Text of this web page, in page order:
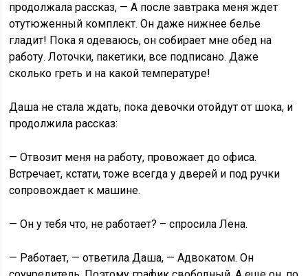
продолжала рассказ, — А после завтрака меня ждет
отутюженный комплект. Он даже нижнее белье
гладит! Пока я одеваюсь, он собирает мне обед на
работу. Лоточки, пакетики, все подписано. Даже
сколько греть и на какой температуре!
Даша не стала ждать, пока девочки отойдут от шока, и
продолжила рассказ:
— Отвозит меня на работу, провожает до офиса.
Встречает, кстати, тоже всегда у дверей и под ручки
сопровождает к машине.
— Он у тебя что, не работает? – спросила Лена.
— Работает, — ответила Даша, — Адвокатом. Он